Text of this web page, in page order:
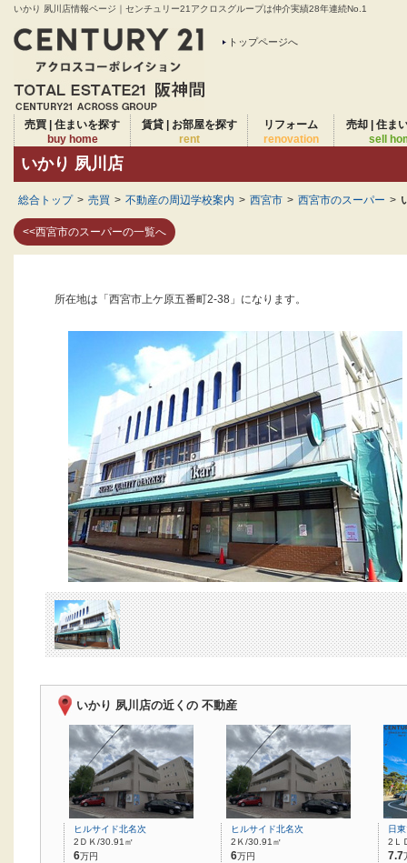
いかり 夙川店情報ページ｜センチュリー21アクロスグループは仲介実績28年連続No.1
トップページへ
売買 | 住まいを探す
buy home
賃貸 | お部屋を探す
rent
リフォーム
renovation
売却 | 住ま
sell
いかり 夙川店
総合トップ > 売買 > 不動産の周辺学校案内 > 西宮市 > 西宮市のスーパー >
<<西宮市のスーパーの一覧へ
所在地は「西宮市上ケ原五番町2-38」になります。
いかり 夙川店の近くの 不動産
ヒルサイド北名次
2ＤＫ/30.91㎡
6万円
ヒルサイド北名次
2Ｋ/30.91㎡
6万円
日
2Ｌ
7.7